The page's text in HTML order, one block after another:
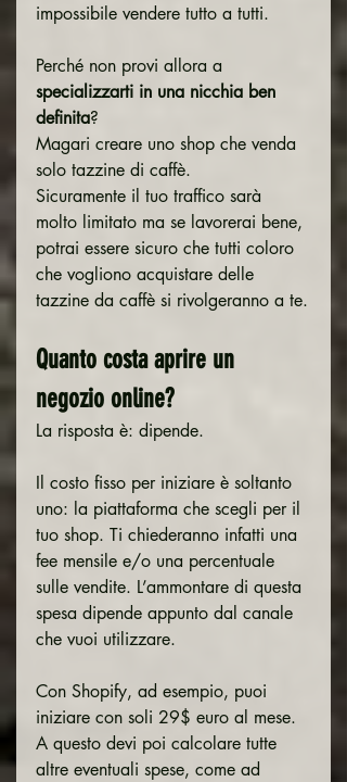
impossibile vendere tutto a tutti.
Perché non provi allora a
specializzarti in una nicchia ben
definita?
Magari creare uno shop che venda
solo tazzine di caffè.
Sicuramente il tuo traffico sarà
molto limitato ma se lavorerai bene,
potrai essere sicuro che tutti coloro
che vogliono acquistare delle
tazzine da caffè si rivolgeranno a te.
Quanto costa aprire un
negozio online?
La risposta è: dipende.
Il costo fisso per iniziare è soltanto
uno: la piattaforma che scegli per il
tuo shop. Ti chiederanno infatti una
fee mensile e/o una percentuale
sulle vendite. L’ammontare di questa
spesa dipende appunto dal canale
che vuoi utilizzare.
Con Shopify, ad esempio, puoi
iniziare con soli 29$ euro al mese.
A questo devi poi calcolare tutte
altre eventuali spese, come ad